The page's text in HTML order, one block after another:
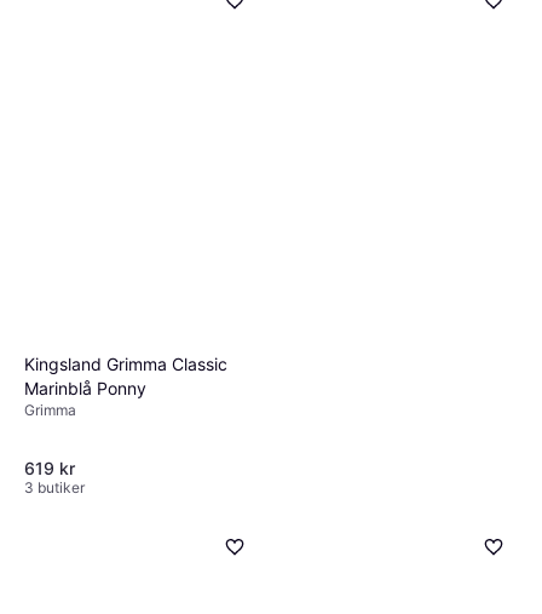
Kingsland Grimma Classic
Marinblå Ponny
Grimma
619 kr
3 butiker